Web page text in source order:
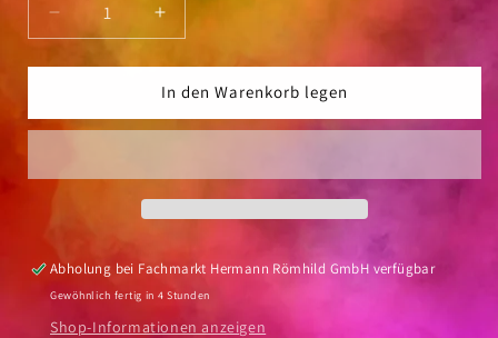
Verringere
die
Menge
USB-
PinStripe
Erhöhe
die
Menge
für
USB-
PinStripe
In den Warenkorb legen
Abholung bei Fachmarkt Hermann Römhild GmbH verfügbar
Gewöhnlich fertig in 4 Stunden
Shop-Informationen anzeigen